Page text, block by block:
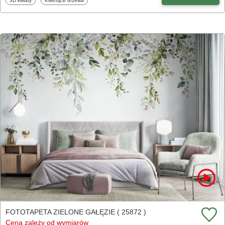
FOTOTAPETA ZIELONE GAŁĘZIE ( 25872 )
Cena zależy od wymiarów